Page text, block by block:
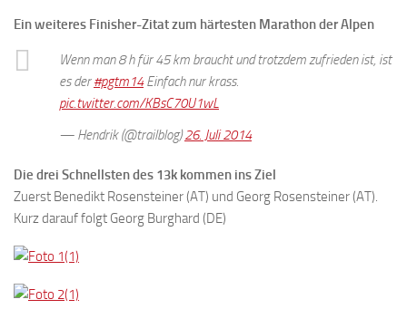
Ein weiteres Finisher-Zitat zum härtesten Marathon der Alpen
Wenn man 8 h für 45 km braucht und trotzdem zufrieden ist, ist
es der#pgtm14Einfach nur krass.
pic.twitter.com/KBsC70U1wL
— Hendrik (@trailblog)26. Juli 2014
Die drei Schnellsten des 13k kommen ins Ziel
Zuerst Benedikt Rosensteiner (AT) und Georg Rosensteiner (AT).
Kurz darauf folgt Georg Burghard (DE)